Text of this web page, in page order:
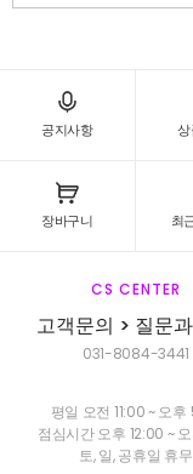
공지사항
장바구니 최
CS CENTER
고객문의 > 질문
031-8084-3441
평일 오전 11:00 ~ 오
점심시간 오후 12:00 ~
토, 일, 공휴일 휴무